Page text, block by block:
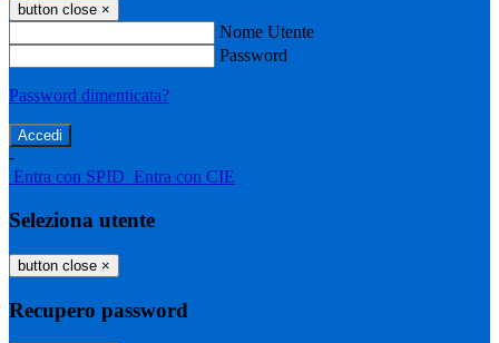
button close ×
Nome Utente
Password
Password dimenticata?
-
Entra con SPID Entra con CIE
Seleziona utente
button close ×
Recupero password